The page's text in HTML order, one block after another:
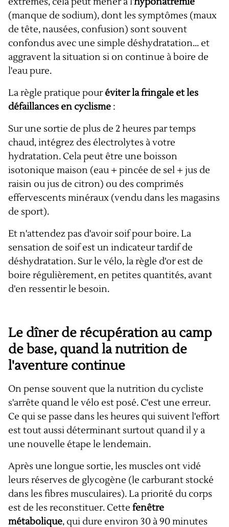
(manque de sodium), dont les symptômes (maux
de tête, nausées, confusion) sont souvent
confondus avec une simple déshydratation... et
aggravent la situation si on continue à boire de
l'eau pure.
La règle pratique pouréviter la fringale et les
défaillances en cyclisme :
Sur une sortie de plus de 2 heures par temps
chaud, intégrez des électrolytes à votre
hydratation. Cela peut être une boisson
isotonique maison (eau + pincée de sel + jus de
raisin ou jus de citron) ou des comprimés
effervescents minéraux (vendu dans les magasins
de sport).
Et n'attendez pas d'avoir soif pour boire. La
sensation de soif est un indicateur tardif de
déshydratation. Sur le vélo, la règle d'or est de
boire régulièrement, en petites quantités, avant
d'en ressentir le besoin.
Le dîner de récupération au camp
de base, quand la nutrition de
l'aventure continue
On pense souvent que la nutrition du cycliste
s'arrête quand le vélo est posé. C'est une erreur.
Ce qui se passe dans les heures qui suivent l'effort
est tout aussi déterminant surtout quand il y a
une nouvelle étape le lendemain.
Après une longue sortie, les muscles ont vidé
leurs réserves de glycogène (le carburant stocké
dans les fibres musculaires). La priorité du corps
est de les reconstituer. Cette fenêtre
métabolique, qui dure environ 30 à 90 minutes